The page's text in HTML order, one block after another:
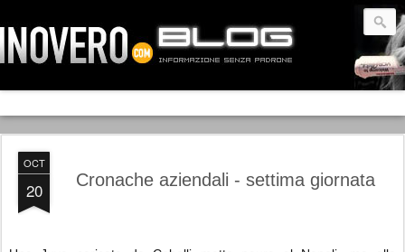
OCT
20 Cronache aziendali - settima giornata